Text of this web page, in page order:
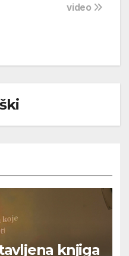
video
knjiga